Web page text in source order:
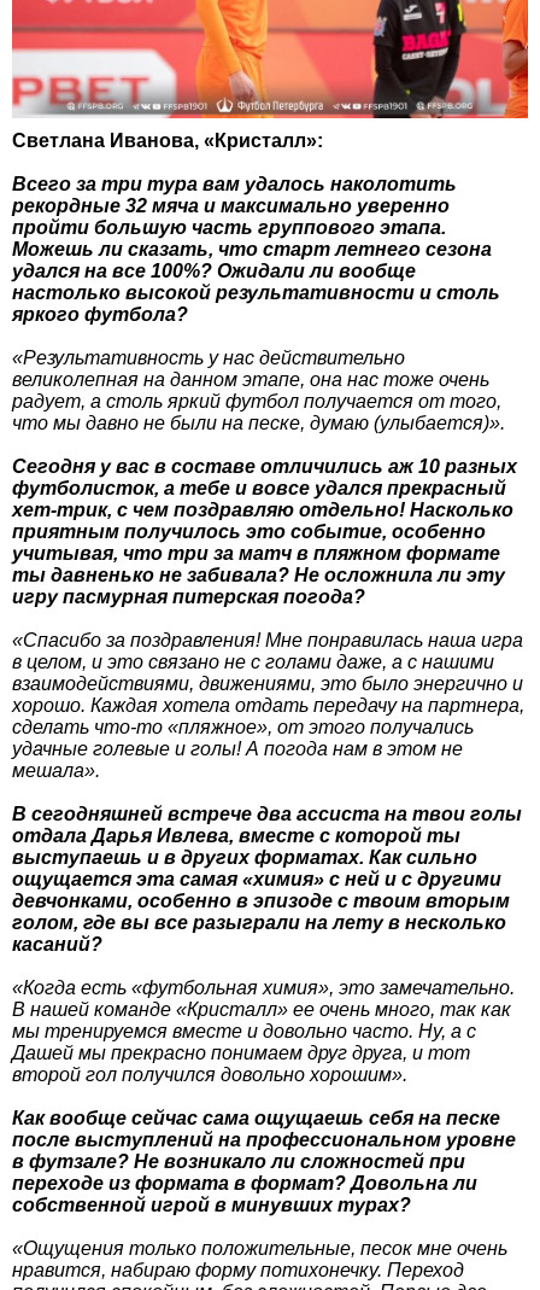
Светлана Иванова, «Кристалл»:
Всего за три тура вам удалось наколотить
рекордные 32 мяча и максимально уверенно
пройти большую часть группового этапа.
Можешь ли сказать, что старт летнего сезона
удался на все 100%? Ожидали ли вообще
настолько высокой результативности и столь
яркого футбола?
«Результативность у нас действительно
великолепная на данном этапе, она нас тоже очень
радует, а столь яркий футбол получается от того,
что мы давно не были на песке, думаю (улыбается)».
Сегодня у вас в составе отличились аж 10 разных
футболисток, а тебе и вовсе удался прекрасный
хет-трик, с чем поздравляю отдельно! Насколько
приятным получилось это событие, особенно
учитывая, что три за матч в пляжном формате
ты давненько не забивала? Не осложнила ли эту
игру пасмурная питерская погода?
«Спасибо за поздравления! Мне понравилась наша игра
в целом, и это связано не с голами даже, а с нашими
взаимодействиями, движениями, это было энергично и
хорошо. Каждая хотела отдать передачу на партнера,
сделать что-то «пляжное», от этого получались
удачные голевые и голы! А погода нам в этом не
мешала».
В сегодняшней встрече два ассиста на твои голы
отдала Дарья Ивлева, вместе с которой ты
выступаешь и в других форматах. Как сильно
ощущается эта самая «химия» с ней и с другими
девчонками, особенно в эпизоде с твоим вторым
голом, где вы все разыграли на лету в несколько
касаний?
«Когда есть «футбольная химия», это замечательно.
В нашей команде «Кристалл» ее очень много, так как
мы тренируемся вместе и довольно часто. Ну, а с
Дашей мы прекрасно понимаем друг друга, и тот
второй гол получился довольно хорошим».
Как вообще сейчас сама ощущаешь себя на песке
после выступлений на профессиональном уровне
в футзале? Не возникало ли сложностей при
переходе из формата в формат? Довольна ли
собственной игрой в минувших турах?
«Ощущения только положительные, песок мне очень
нравится, набираю форму потихонечку. Переход